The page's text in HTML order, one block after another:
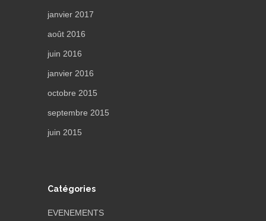
janvier 2017
août 2016
juin 2016
janvier 2016
octobre 2015
septembre 2015
juin 2015
Catégories
EVENEMENTS